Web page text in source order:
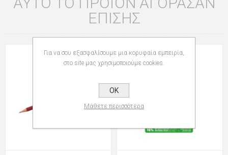
ΕΠΊΣΗΣ
Για να σου εξασφαλίσουμε μια κορυφαία εμπειρία,
στο site μας χρησιμοποιούμε cookies.
OK
Μάθετε περισσότερα